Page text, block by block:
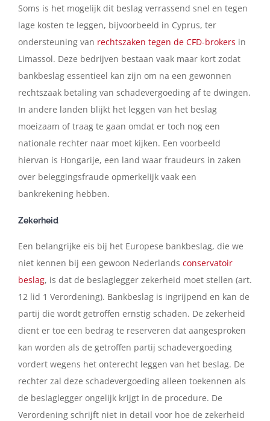
Soms is het mogelijk dit beslag verrassend snel en tegen
lage kosten te leggen, bijvoorbeeld in Cyprus, ter
ondersteuning van rechtszaken tegen de CFD-brokers in
Limassol. Deze bedrijven bestaan vaak maar kort zodat
bankbeslag essentieel kan zijn om na een gewonnen
rechtszaak betaling van schadevergoeding af te dwingen.
In andere landen blijkt het leggen van het beslag
moeizaam of traag te gaan omdat er toch nog een
nationale rechter naar moet kijken. Een voorbeeld
hiervan is Hongarije, een land waar fraudeurs in zaken
over beleggingsfraude opmerkelijk vaak een
bankrekening hebben.
Zekerheid
Een belangrijke eis bij het Europese bankbeslag, die we
niet kennen bij een gewoon Nederlands conservatoir
beslag, is dat de beslaglegger zekerheid moet stellen (art.
12 lid 1 Verordening). Bankbeslag is ingrijpend en kan de
partij die wordt getroffen ernstig schaden. De zekerheid
dient er toe een bedrag te reserveren dat aangesproken
kan worden als de getroffen partij schadevergoeding
vordert wegens het onterecht leggen van het beslag. De
rechter zal deze schadevergoeding alleen toekennen als
de beslaglegger ongelijk krijgt in de procedure. De
Verordening schrijft niet in detail voor hoe de zekerheid